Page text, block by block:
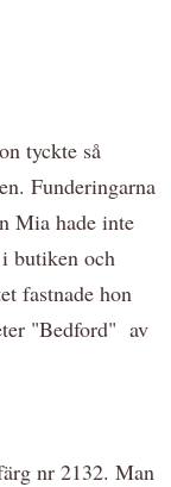
tyckte så
Funderingarna
Mia hade inte
butiken och
fastnade hon
"Bedford" av
nr 2132. Man